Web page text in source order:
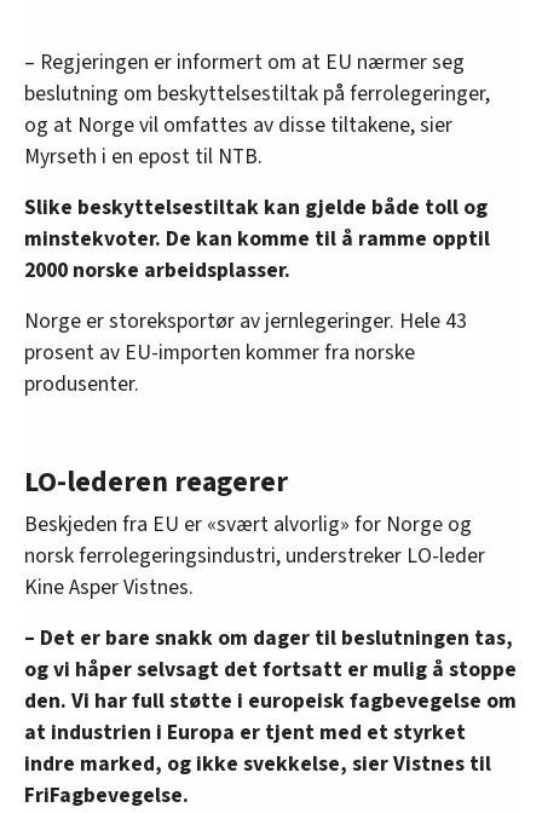
– Regjeringen er informert om at EU nærmer seg
beslutning om beskyttelsestiltak på ferrolegeringer,
og at Norge vil omfattes av disse tiltakene, sier
Myrseth i en epost til NTB.
Slike beskyttelsestiltak kan gjelde både toll og
minstekvoter. De kan komme til å ramme opptil
2000 norske arbeidsplasser.
Norge er storeksportør av jernlegeringer. Hele 43
prosent av EU-importen kommer fra norske
produsenter.
LO-lederen reagerer
Beskjeden fra EU er «svært alvorlig» for Norge og
norsk ferrolegeringsindustri, understreker LO-leder
Kine Asper Vistnes.
– Det er bare snakk om dager til beslutningen tas,
og vi håper selvsagt det fortsatt er mulig å stoppe
den. Vi har full støtte i europeisk fagbevegelse om
at industrien i Europa er tjent med et styrket
indre marked, og ikke svekkelse, sier Vistnes til
FriFagbevegelse.